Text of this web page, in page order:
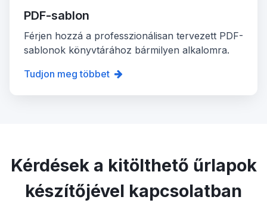
PDF-sablon
Férjen hozzá a professzionálisan tervezett PDF-
sablonok könyvtárához bármilyen alkalomra.
Tudjon meg többet
Kérdések a kitölthető űrlapok
készítőjével kapcsolatban